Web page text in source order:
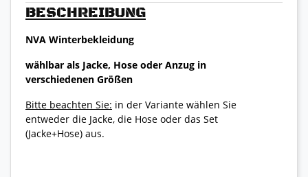
BESCHREIBUNG
NVA Winterbekleidung
wählbar als Jacke, Hose oder Anzug in
verschiedenen Größen
Bitte beachten Sie: in der Variante wählen Sie
entweder die Jacke, die Hose oder das Set
(Jacke+Hose) aus.